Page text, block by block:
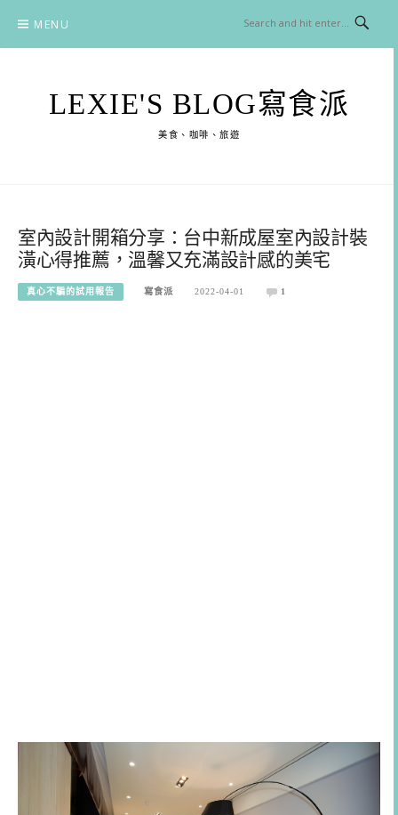
content
MENU
LEXIE'S BLOG寫食派
美食、咖啡、旅遊
室內設計開箱分享：台中新成屋室內設計裝
潢心得推薦，溫馨又充滿設計感的美宅
真心不騙的試用報告 寫食派 2022-04-01 1